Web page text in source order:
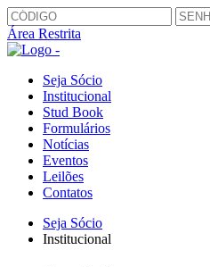
Área Restrita
Seja Sócio
Institucional
Stud Book
Formulários
Notícias
Eventos
Leilões
Contatos
Seja Sócio
Institucional